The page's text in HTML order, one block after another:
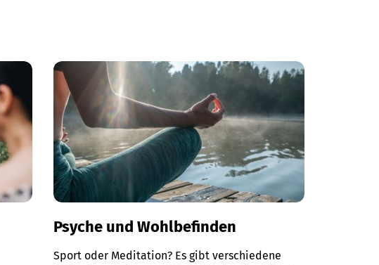
Psyche und Wohlbefinden
Sport oder Meditation? Es gibt verschiedene